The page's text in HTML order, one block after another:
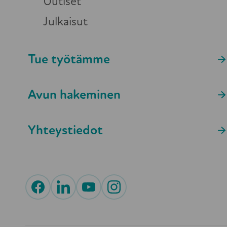
Julkaisut
Tue työtämme
Avun hakeminen
Yhteystiedot
perinneruokia.
Lisätä tietoa etsivän vanhustyön
Hankkeen aikana jaettiin tietoa
Valli ry:n kanssa laadittiin Etsivän
Kansalaisareenan julkaisuun.
koordinoiville.